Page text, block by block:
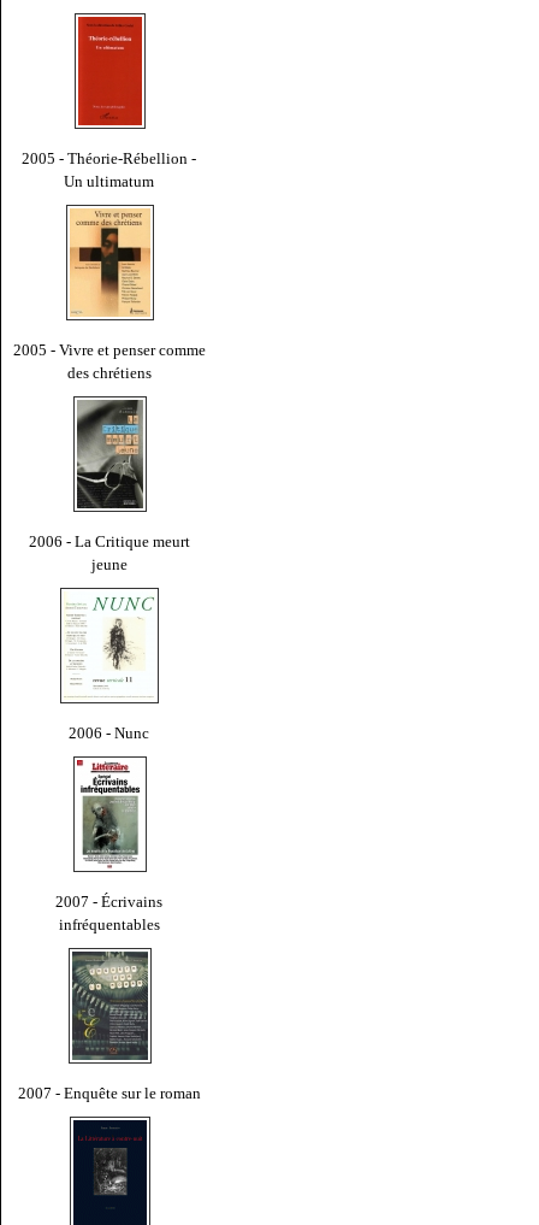
2005 - Théorie-Rébellion -
Un ultimatum
2005 - Vivre et penser comme
des chrétiens
2006 - La Critique meurt
jeune
2006 - Nunc
2007 - Écrivains
infréquentables
2007 - Enquête sur le roman